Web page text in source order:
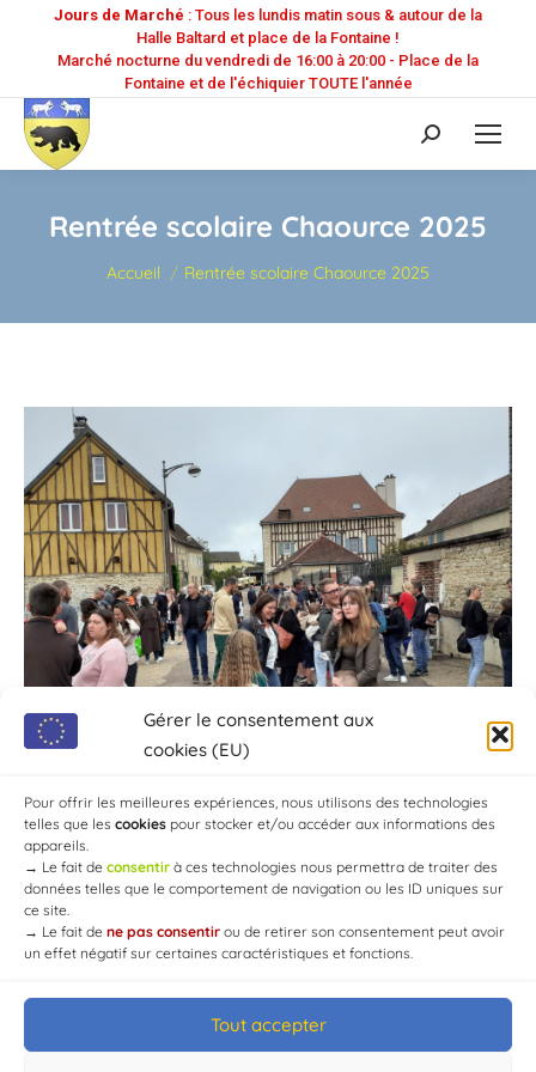
Gérer le consentement aux
cookies (EU)
Pour offrir les meilleures expériences, nous utilisons des technologies
telles que les cookies pour stocker et/ou accéder aux informations des
appareils.
→ Le fait de consentir à ces technologies nous permettra de traiter des
données telles que le comportement de navigation ou les ID uniques sur
ce site.
→ Le fait de ne pas consentir ou de retirer son consentement peut avoir
un effet négatif sur certaines caractéristiques et fonctions.
Tout accepter
Jours de Marché : Tous les lundis matin sous & autour de la
Halle Baltard et place de la Fontaine !
Marché nocturne du vendredi de 16:00 à 20:00 - Place de la
Fontaine et de l'échiquier TOUTE l'année
Recherche
:
Rentrée scolaire Chaource 2025
Vous êtes ici :
Accueil Rentrée scolaire Chaource 2025
© Mairie de Chaource [2004-2024] | Tous droits réservés.